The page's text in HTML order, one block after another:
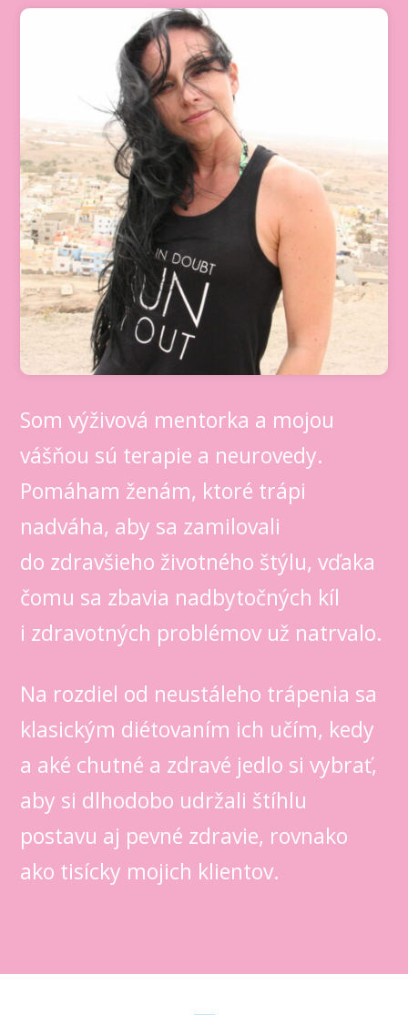
Som výživová mentorka a mojou
vášňou sú terapie a neurovedy.
Pomáham ženám, ktoré trápi
nadváha, aby sa zamilovali
do zdravšieho životného štýlu, vďaka
čomu sa zbavia nadbytočných kíl
i zdravotných problémov už natrvalo.
Na rozdiel od neustáleho trápenia sa
klasickým diétovaním ich učím, kedy
a aké chutné a zdravé jedlo si vybrať,
aby si dlhodobo udržali štíhlu
postavu aj pevné zdravie, rovnako
ako tisícky mojich klientov.